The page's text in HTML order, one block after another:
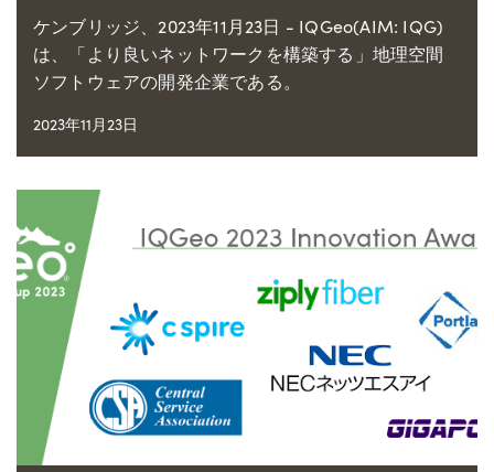
ケンブリッジ、2023年11月23日 - IQGeo(AIM: IQG)
は、「より良いネットワークを構築する」地理空間
ソフトウェアの開発企業である。
2023年11月23日